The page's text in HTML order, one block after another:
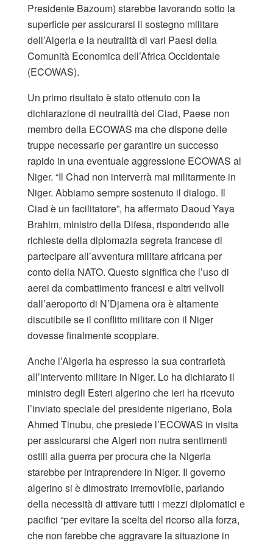
Presidente Bazoum) starebbe lavorando sotto la
superficie per assicurarsi il sostegno militare
dell’Algeria e la neutralità di vari Paesi della
Comunità Economica dell’Africa Occidentale
(ECOWAS).
Un primo risultato è stato ottenuto con la
dichiarazione di neutralità del Ciad, Paese non
membro della ECOWAS ma che dispone delle
truppe necessarie per garantire un successo
rapido in una eventuale aggressione ECOWAS al
Niger. “Il Chad non interverrà mai militarmente in
Niger. Abbiamo sempre sostenuto il dialogo. Il
Ciad è un facilitatore”, ha affermato Daoud Yaya
Brahim, ministro della Difesa, rispondendo alle
richieste della diplomazia segreta francese di
partecipare all’avventura militare africana per
conto della NATO. Questo significa che l’uso di
aerei da combattimento francesi e altri velivoli
dall’aeroporto di N’Djamena ora è altamente
discutibile se il conflitto militare con il Niger
dovesse finalmente scoppiare.
Anche l’Algeria ha espresso la sua contrarietà
all’intervento militare in Niger. Lo ha dichiarato il
ministro degli Esteri algerino che ieri ha ricevuto
l’inviato speciale del presidente nigeriano, Bola
Ahmed Tinubu, che presiede l’ECOWAS in visita
per assicurarsi che Algeri non nutra sentimenti
ostili alla guerra per procura che la Nigeria
starebbe per intraprendere in Niger. Il governo
algerino si è dimostrato irremovibile, parlando
della necessità di attivare tutti i mezzi diplomatici e
pacifici “per evitare la scelta del ricorso alla forza,
che non farebbe che aggravare la situazione in